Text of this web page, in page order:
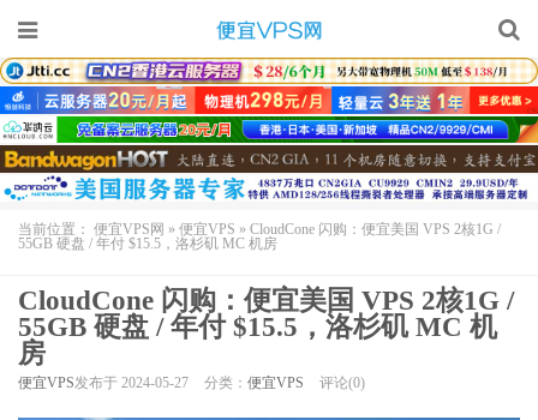
当前位置： 便宜VPS网 » 便宜VPS » CloudCone 闪购：便宜美国 VPS 2核1G /
55GB 硬盘 / 年付 $15.5，洛杉矶 MC 机房
CloudCone 闪购：便宜美国 VPS 2核1G /
55GB 硬盘 / 年付 $15.5，洛杉矶 MC 机
房
便宜VPS发布于 2024-05-27 分类： 便宜VPS 评论(0)